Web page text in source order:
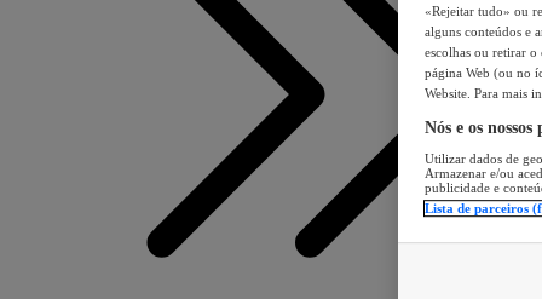
«Rejeitar tudo» ou
alguns conteúdos e
escolhas ou retirar
página Web (ou no
Website. Para mais
Nós e os
Utilizar dados de
Armazenar e/ou
publicidade e
Lista de parceiros